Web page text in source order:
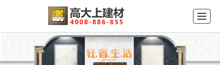
公司介绍 产品展示 工程案例 留言反馈